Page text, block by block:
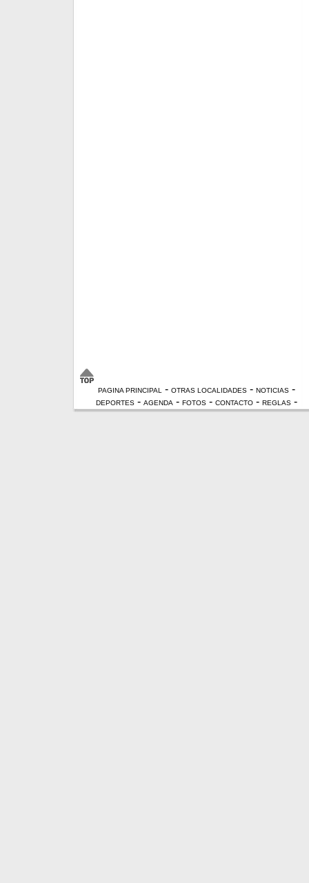
PAGINA PRINCIPAL - OTRAS LOCALIDADES - NOTICIAS -
DEPORTES - AGENDA - FOTOS - CONTACTO - REGLAS -